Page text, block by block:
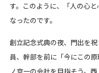
す。このように、「人の心
なったのです。
創立記念式典の夜、門出を
員、幹部を前に「今にこの